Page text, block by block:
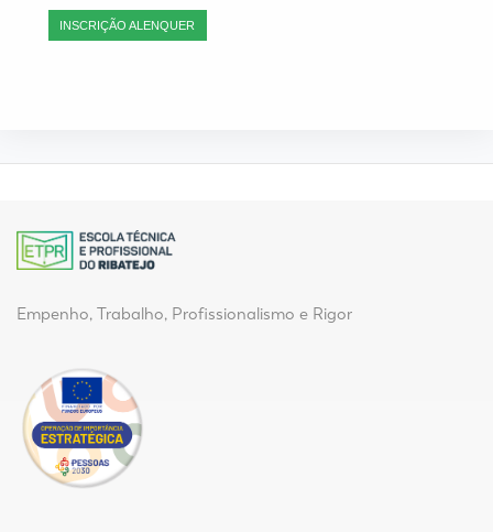
INSCRIÇÃO ALENQUER
Empenho, Trabalho, Profissionalismo e Rigor